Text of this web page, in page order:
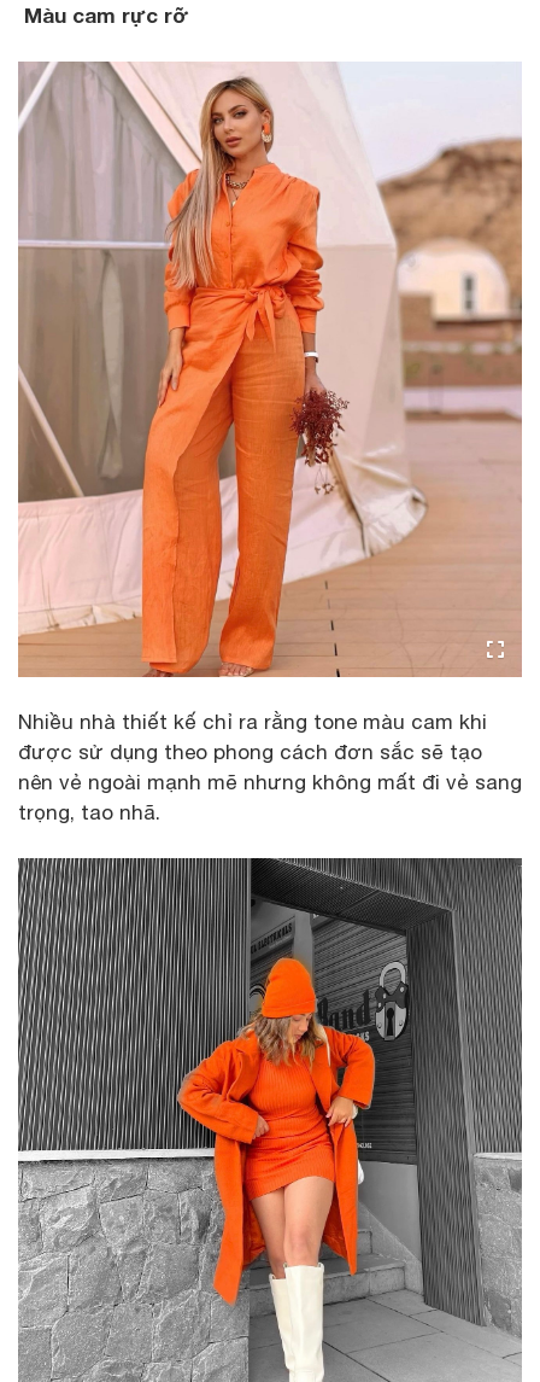
Màu cam rực rỡ
Nhiều nhà thiết kế chỉ ra rằng tone màu cam khi
được sử dụng theo phong cách đơn sắc sẽ tạo
nên vẻ ngoài mạnh mẽ nhưng không mất đi vẻ sang
trọng, tao nhã.